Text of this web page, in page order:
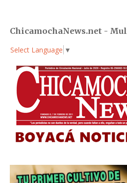
ChicamochaNews.net -
Select Language ▼